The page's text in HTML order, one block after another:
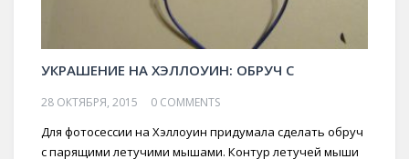
УКРАШЕНИЕ НА ХЭЛЛОУИН: ОБРУЧ С
28 ОКТЯБРЯ, 2015 0 COMMENTS
Для фотосессии на Хэллоуин придумала сделать обруч
с парящими летучими мышами. Контур летучей мыши